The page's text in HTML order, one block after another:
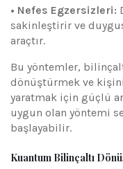
• Nefes Egzersizleri:
sakinleştirir ve
araçtır.
Bu yöntemler,
dönüştürmek ve
yaratmak için güçlü
uygun olan yöntemi
başlayabilir.
Kuantum Bilinçaltı